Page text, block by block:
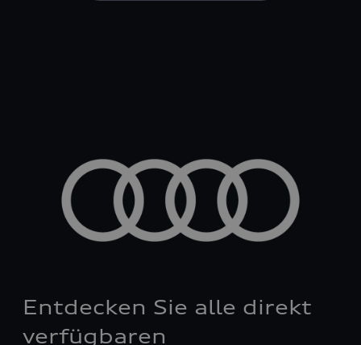
Entdecken Sie alle direkt
verfügbaren